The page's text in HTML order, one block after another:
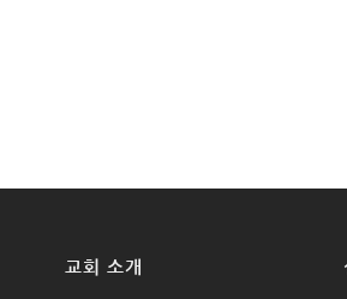
교회 소개